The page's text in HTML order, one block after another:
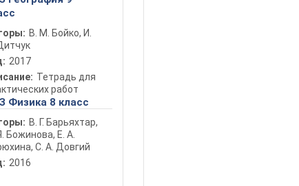
В. М. Бойко, И.
2017
Тетрадь для
работ
Физика 8 класс
В. Г. Барьяхтар,
Божинова, Е. А.
С. А. Довгий
2016